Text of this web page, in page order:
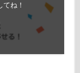
ね！